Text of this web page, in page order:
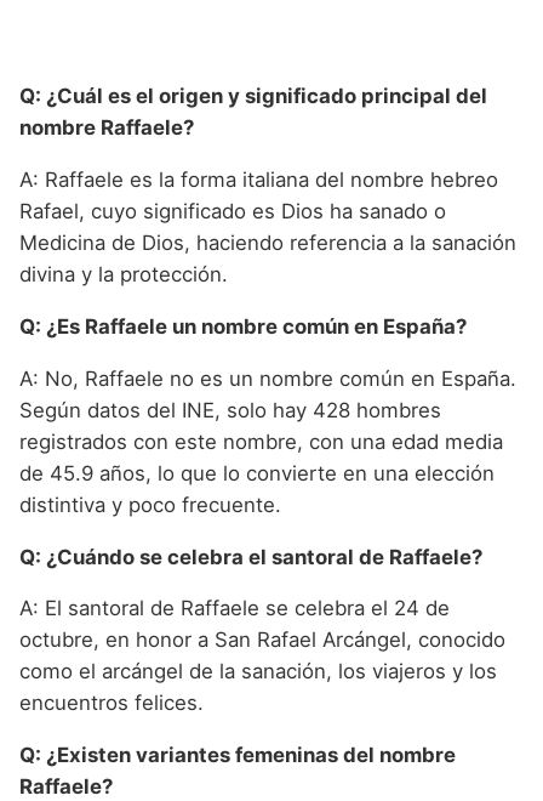
Q: ¿Cuál es el origen y significado principal del
nombre Raffaele?
A: Raffaele es la forma italiana del nombre hebreo
Rafael, cuyo significado es Dios ha sanado o
Medicina de Dios, haciendo referencia a la sanación
divina y la protección.
Q: ¿Es Raffaele un nombre común en España?
A: No, Raffaele no es un nombre común en España.
Según datos del INE, solo hay 428 hombres
registrados con este nombre, con una edad media
de 45.9 años, lo que lo convierte en una elección
distintiva y poco frecuente.
Q: ¿Cuándo se celebra el santoral de Raffaele?
A: El santoral de Raffaele se celebra el 24 de
octubre, en honor a San Rafael Arcángel, conocido
como el arcángel de la sanación, los viajeros y los
encuentros felices.
Q: ¿Existen variantes femeninas del nombre
Raffaele?